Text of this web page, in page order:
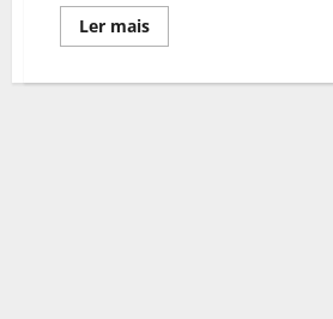
Ler maisLeia
mais
José